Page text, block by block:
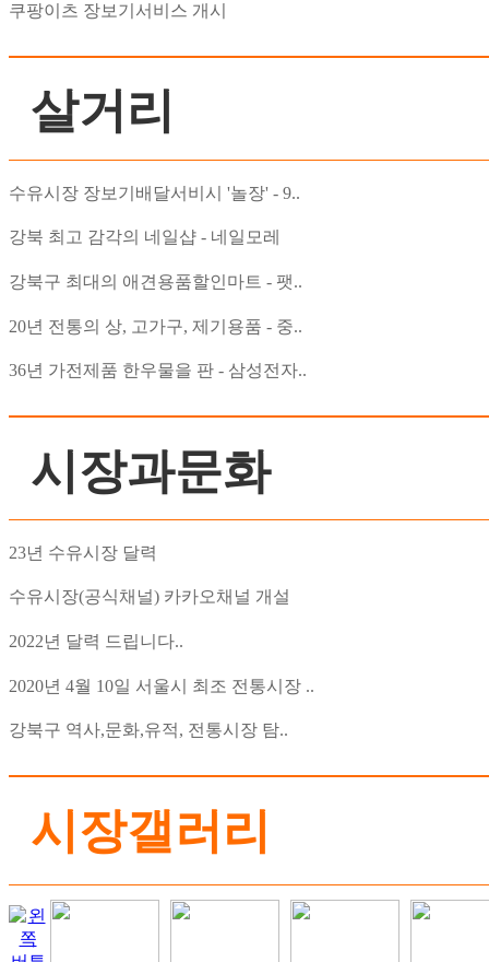
쿠팡이츠 장보기서비스 개시
살거리
수유시장 장보기배달서비시 '놀장' - 9..
강북 최고 감각의 네일샵 - 네일모레
강북구 최대의 애견용품할인마트 - 팻..
20년 전통의 상, 고가구, 제기용품 - 중..
36년 가전제품 한우물을 판 - 삼성전자..
시장과문화
23년 수유시장 달력
수유시장(공식채널) 카카오채널 개설
2022년 달력 드립니다..
2020년 4월 10일 서울시 최조 전통시장 ..
강북구 역사,문화,유적, 전통시장 탐..
시장갤러리